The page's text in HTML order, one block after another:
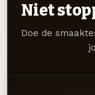
Niet
Doe de